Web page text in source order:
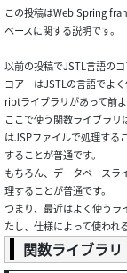
この投稿はWeb Spring
ベースに関する説明です。
以前の投稿でJSTL言語の
コア―はJSTLの言語でよ
riptライブラリがあって前
ここで使う関数ライブラ
はJSPファイルで処理する
することが普通です。
もちろん、データベース
理することが普通です。
つまり、最近はよく使う
たし、仕様によって使われ
関数ライブラリ